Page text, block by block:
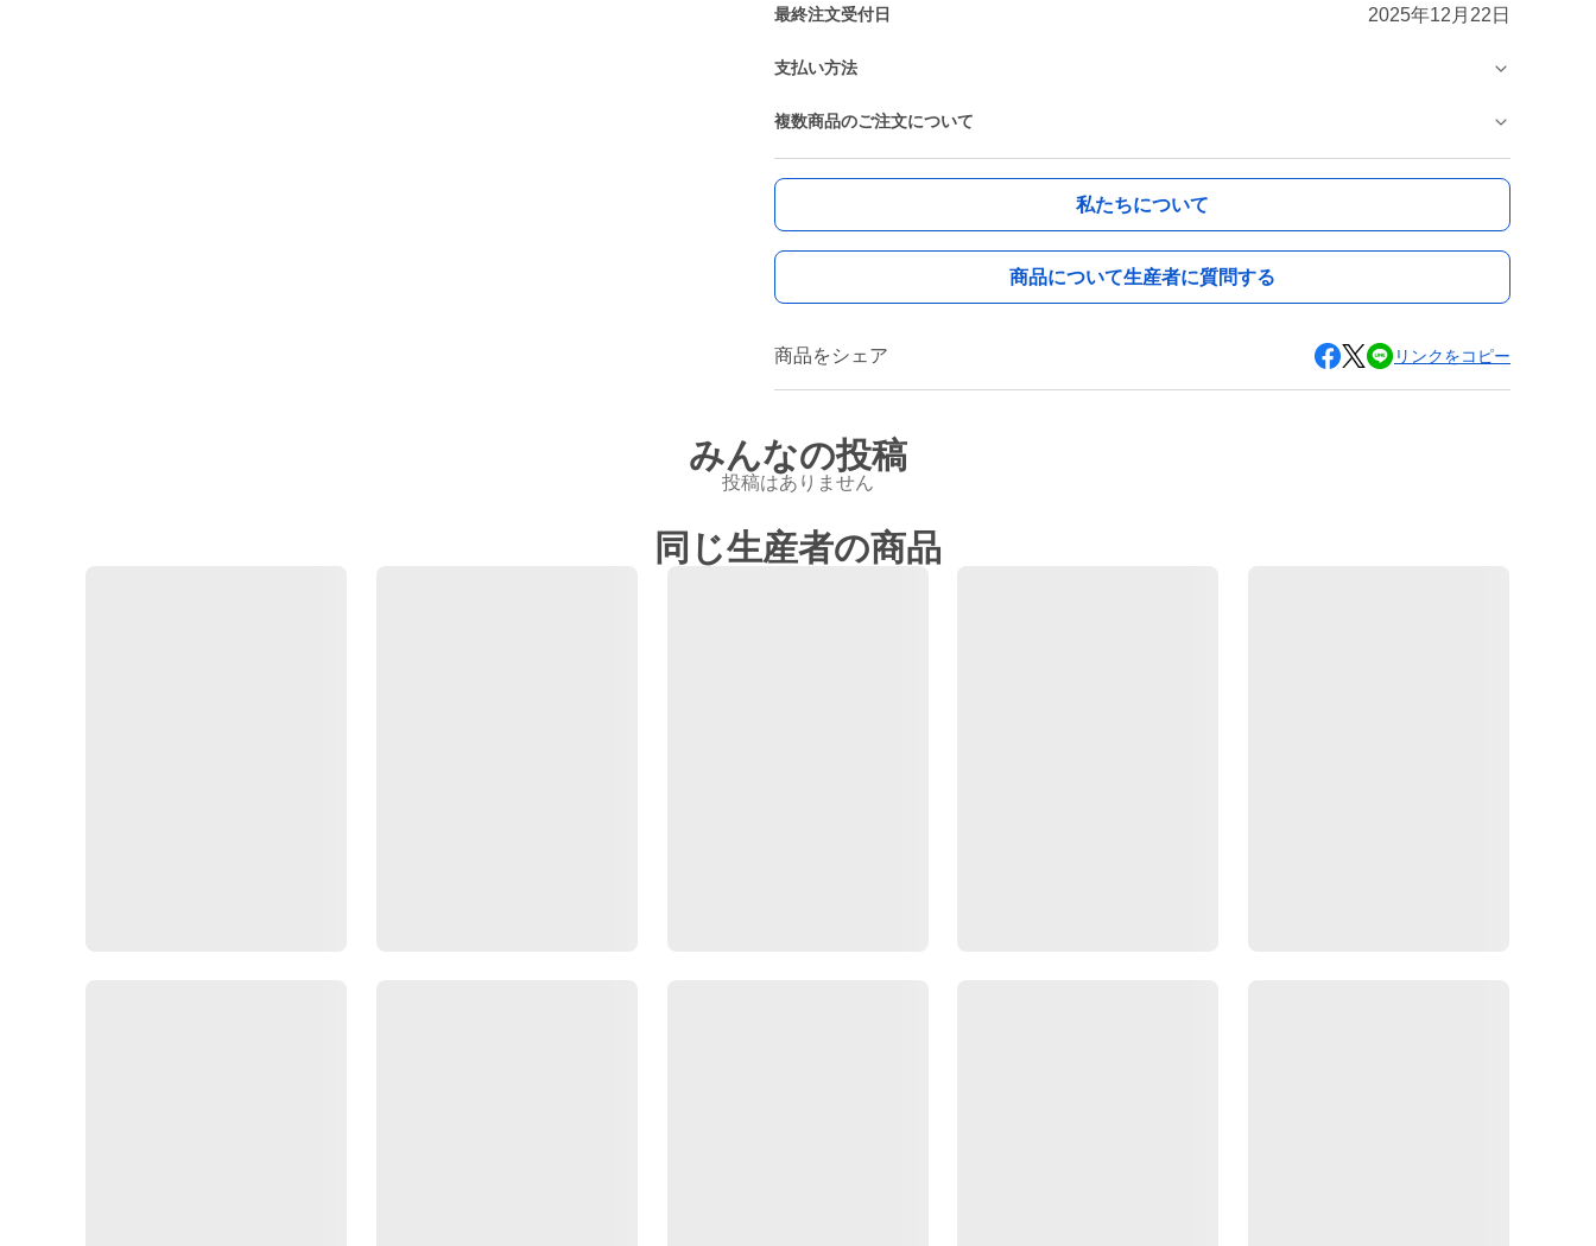
最終注文受付日 2025年12月22日
支払い方法
複数商品のご注文について
私たちについて
商品について生産者に質問する
商品をシェア リンクをコピー
みんなの投稿
投稿はありません
同じ生産者の商品